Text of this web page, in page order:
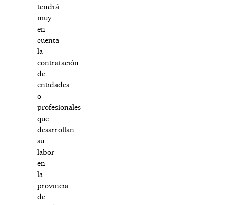
tendrá
muy
en
cuenta
la
contratación
de
entidades
o
profesionales
que
desarrollan
su
labor
en
la
provincia
de